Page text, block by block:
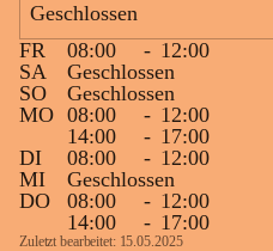
Geschlossen
FR
08:00 - 12:00
SA
Geschlossen
SO
Geschlossen
MO 08:00 - 12:00
14:00
- 17:00
DI
08:00 - 12:00
MI
Geschlossen
DO
08:00 - 12:00
14:00
- 17:00
Zuletzt bearbeitet: 15.05.2025